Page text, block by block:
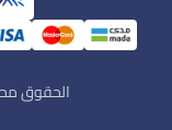
الحقوق